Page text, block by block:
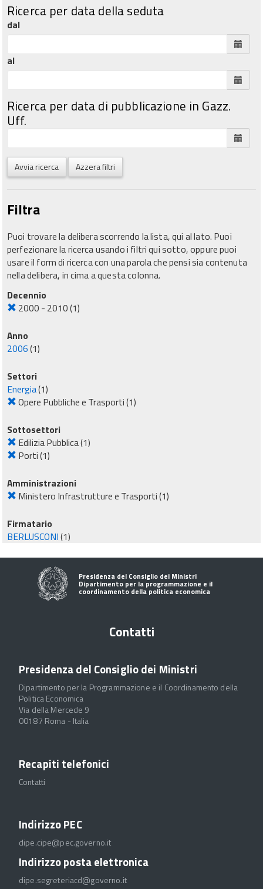
Ricerca per data della seduta
dal
al
Ricerca per data di pubblicazione in Gazz.
Uff.
Avvia ricerca Azzera filtri
Filtra
Puoi trovare la delibera scorrendo la lista, qui al lato. Puoi
perfezionare la ricerca usando i filtri qui sotto, oppure puoi
usare il form di ricerca con una parola che pensi sia contenuta
nella delibera, in cima a questa colonna.
Decennio
2000 - 2010(1)
Anno
2006(1)
Settori
Energia(1)
Opere Pubbliche e Trasporti(1)
Sottosettori
Edilizia Pubblica(1)
Porti(1)
Amministrazioni
Ministero Infrastrutture e Trasporti(1)
Firmatario
BERLUSCONI(1)
Presidenza del Consiglio dei Ministri
Dipartimento per la programmazione e il
coordinamento della politica economica
Contatti
Presidenza del Consiglio dei Ministri
Dipartimento per la Programmazione e il Coordinamento della
Politica Economica
Via della Mercede 9
00187 Roma - Italia
Recapiti telefonici
Contatti
Indirizzo PEC
dipe.cipe@pec.governo.it
Indirizzo posta elettronica
dipe.segreteriacd@governo.it